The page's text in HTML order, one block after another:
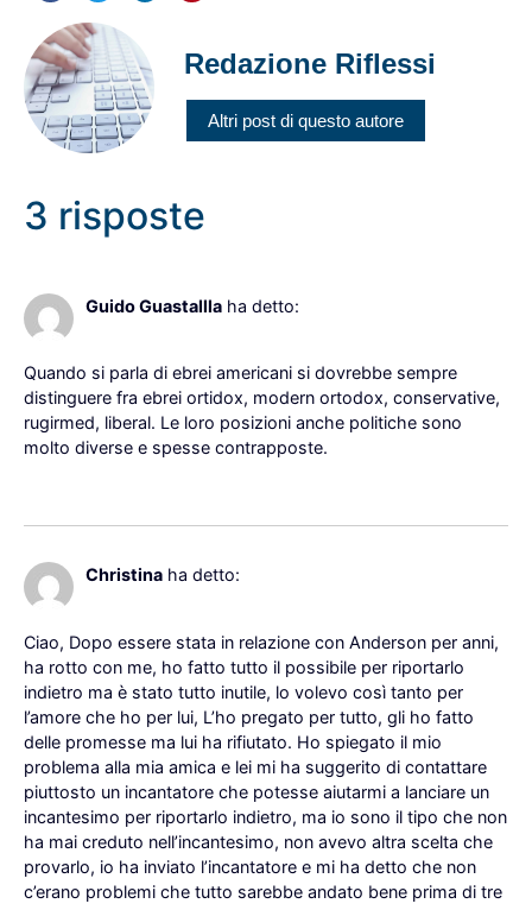
Redazione Riflessi
Altri post di questo autore
3 risposte
Guido Guastallla ha detto:
Quando si parla di ebrei americani si dovrebbe sempre
distinguere fra ebrei ortidox, modern ortodox, conservative,
rugirmed, liberal. Le loro posizioni anche politiche sono
molto diverse e spesse contrapposte.
Christina ha detto:
Ciao, Dopo essere stata in relazione con Anderson per anni,
ha rotto con me, ho fatto tutto il possibile per riportarlo
indietro ma è stato tutto inutile, lo volevo così tanto per
l’amore che ho per lui, L’ho pregato per tutto, gli ho fatto
delle promesse ma lui ha rifiutato. Ho spiegato il mio
problema alla mia amica e lei mi ha suggerito di contattare
piuttosto un incantatore che potesse aiutarmi a lanciare un
incantesimo per riportarlo indietro, ma io sono il tipo che non
ha mai creduto nell’incantesimo, non avevo altra scelta che
provarlo, io ha inviato l’incantatore e mi ha detto che non
c’erano problemi che tutto sarebbe andato bene prima di tre